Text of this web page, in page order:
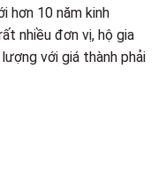
hơn 10 năm kinh
nhiều đơn vị, hộ gia
với giá thành phải